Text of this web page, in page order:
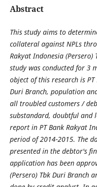
Abstract
This study aims to
collateralagainst NPLs
Rakyat Indonesia
study was conducted for 3
object of this research is
Duri Branch, population
all troubled customers /
substandard, doubtful and
report in PT Bank Rakyat
period of 2014-2015. The
presented in the debtor's
application has been
(Persero) Tbk Duri Branch